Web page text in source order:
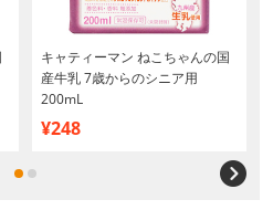
キャティーマン ねこちゃんの国
産牛乳 7歳からのシニア用
200mL
¥248